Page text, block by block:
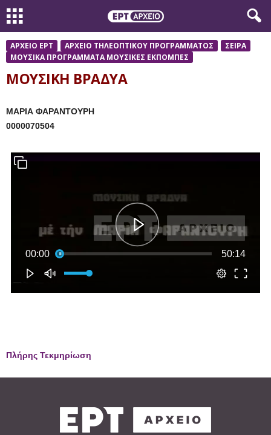
ΑΡΧΕΙΟ ΕΡΤ ΑΡΧΕΙΟ ΤΗΛΕΟΠΤΙΚΟΥ ΠΡΟΓΡΑΜΜΑΤΟΣ
ΣΕΙΡΑ
ΜΟΥΣΙΚΑ ΠΡΟΓΡΑΜΜΑΤΑ ΜΟΥΣΙΚΕΣ ΕΚΠΟΜΠΕΣ
ΜΟΥΣΙΚΗ ΒΡΑΔΥΑ
ΜΑΡΙΑ ΦΑΡΑΝΤΟΥΡΗ
0000070504
Πλήρης Τεκμηρίωση